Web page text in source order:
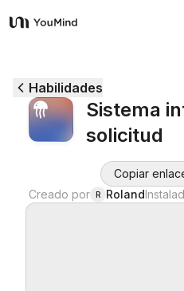
YouMind
Casos de uso
Habilidades
Sistema
solicitud
Copiar
Creado por R Roland